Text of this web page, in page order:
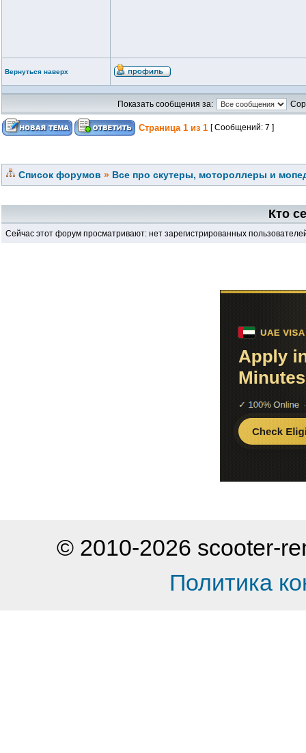
Вернуться наверх
Показать сообщения за:
Страница 1 из 1 [ Сообщений: 7 ]
Список форумов » Все про скутеры, мотороллеры и
Кто
Сейчас этот форум просматривают: нет зарегистрированных
© 2010-2026 scooter-
Политика